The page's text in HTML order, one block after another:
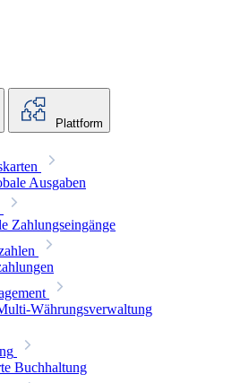
Plattform
Ausgaben
Zahlungseingänge
Währungsverwaltung
Buchhaltung